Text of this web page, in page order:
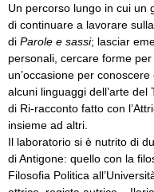
Un percorso lungo in cui un
di continuare a lavorare
di Parole e sassi; lasciar
personali, cercare forme
un’occasione per
alcuni linguaggi dell’arte
di Ri-racconto fatto con
insieme ad altri.
Il laboratorio si è nutrito di
di Antigone: quello con la
Filosofia Politica